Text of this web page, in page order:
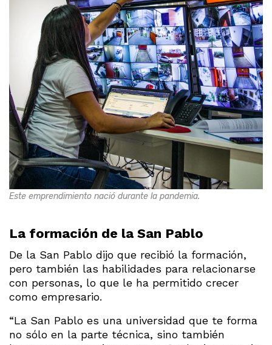
Este emprendimiento nació durante la pandemia.
La formación de la San Pablo
De la San Pablo dijo que recibió la formación,
pero también las habilidades para relacionarse
con personas, lo que le ha permitido crecer
como empresario.
“La San Pablo es una universidad que te forma
no sólo en la parte técnica, sino también